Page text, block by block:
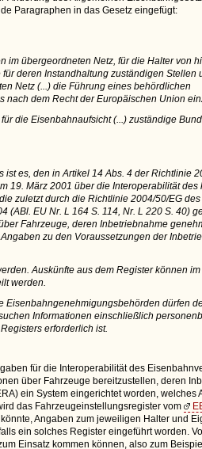
Paragraphen in das Gesetz eingefügt:
im übergeordneten Netz, für die Halter von
deren Instandhaltung zuständigen Stellen
Netz (...) die Führung eines behördlichen
nach dem Recht der Europäischen Union
die Eisenbahnaufsicht (...) zuständige
es, den in Artikel 14 Abs. 4 der Richtlinie
19. März 2001 über die Interoperabilität des
zuletzt durch die Richtlinie 2004/50/EG
(ABl. EU Nr. L 164 S. 114, Nr. L 220 S. 40)
Fahrzeuge, deren Inbetriebnahme
zu den Voraussetzungen der
Auskünfte aus dem Register können
werden.
Eisenbahngenehmigungsbehörden dürfen
Informationen einschließlich
erforderlich ist.
für die Interoperabilität des
über Fahrzeuge bereitzustellen, deren
ein System eingerichtet worden,
das Fahrzeugeinstellungsregister vom
Angaben zum jeweiligen Halter und
ein solches Register eingeführt worden.
Einsatz kommen können, also zum